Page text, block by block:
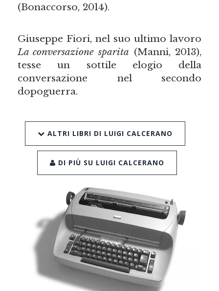
(Bonaccorso, 2014).
Giuseppe Fiori, nel suo ultimo lavoro
La conversazione sparita (Manni, 2013),
tesse un sottile elogio della
conversazione nel secondo
dopoguerra.
ALTRI LIBRI DI LUIGI CALCERANO
DI PIÙ SU LUIGI CALCERANO